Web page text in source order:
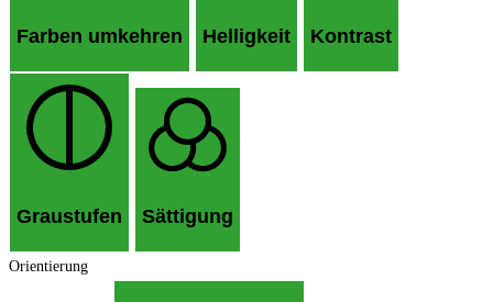
Farben umkehren Helligkeit Kontrast
Graustufen Sättigung
Orientierung